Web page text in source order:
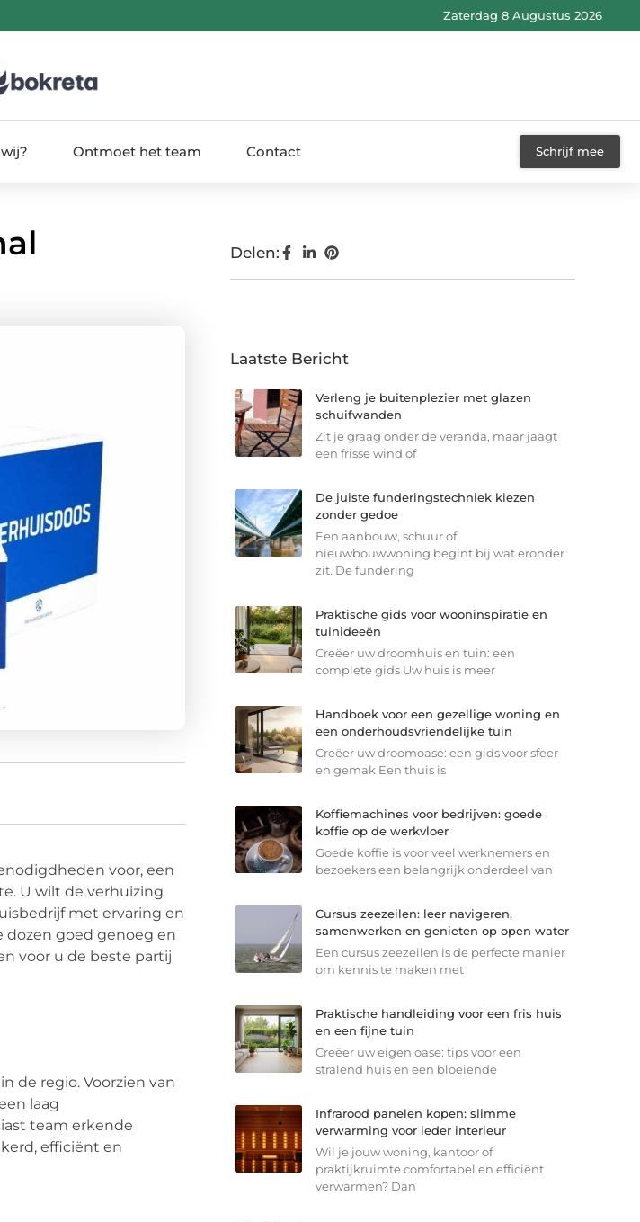
Zaterdag 8 Augustus 2026
Ontmoet het team Contact Schrijf mee
voor, een
U wilt de verhuizing
met ervaring en
dozen goed genoeg en
voor u de beste partij
de regio. Voorzien van
laag
team erkende
efficiënt en
Delen:
Laatste Bericht
Verleng je buitenplezier met glazen
schuifwanden
Zit je graag onder de veranda, maar jaagt
een frisse wind of
De juiste funderingstechniek kiezen
zonder gedoe
Een aanbouw, schuur of
nieuwbouwwoning begint bij wat eronder
zit. De fundering
Praktische gids voor wooninspiratie en
tuinideeën
Creëer uw droomhuis en tuin: een
complete gids Uw huis is meer
Handboek voor een gezellige woning en
een onderhoudsvriendelijke tuin
Creëer uw droomoase: een gids voor sfeer
en gemak Een thuis is
Koffiemachines voor bedrijven: goede
koffie op de werkvloer
Goede koffie is voor veel werknemers en
bezoekers een belangrijk onderdeel van
Cursus zeezeilen: leer navigeren,
samenwerken en genieten op open water
Een cursus zeezeilen is de perfecte manier
om kennis te maken met
Praktische handleiding voor een fris huis
en een fijne tuin
Creëer uw eigen oase: tips voor een
stralend huis en een bloeiende
Infrarood panelen kopen: slimme
verwarming voor ieder interieur
Wil je jouw woning, kantoor of
praktijkruimte comfortabel en efficiënt
verwarmen? Dan